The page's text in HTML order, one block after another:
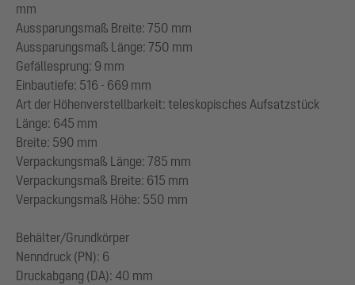
mm
Aussparungsmaß Breite: 750 mm
Aussparungsmaß Länge: 750 mm
Gefällesprung: 9 mm
Einbautiefe: 516 - 669 mm
Art der Höhenverstellbarkeit: teleskopisches Aufsatzstück
Länge: 645 mm
Breite: 590 mm
Verpackungsmaß Länge: 785 mm
Verpackungsmaß Breite: 615 mm
Verpackungsmaß Höhe: 550 mm
Behälter/Grundkörper
Nenndruck (PN): 6
Druckabgang (DA): 40 mm